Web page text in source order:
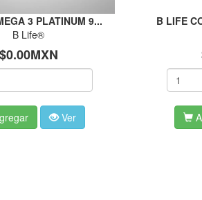
3 PLATINUM 9...
B Life®
$0.00MXN
Ver
B LIFE